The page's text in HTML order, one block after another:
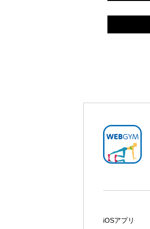
iOSアプリ